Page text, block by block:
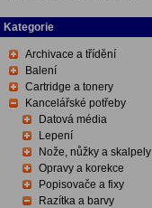
Kategorie
Archivace a třídění
Balení
Cartridge a tonery
Kancelářské potřeby
Datová média
Lepení
Nože, nůžky a skalpely
Opravy a korekce
Popisovače a fixy
Razítka a barvy